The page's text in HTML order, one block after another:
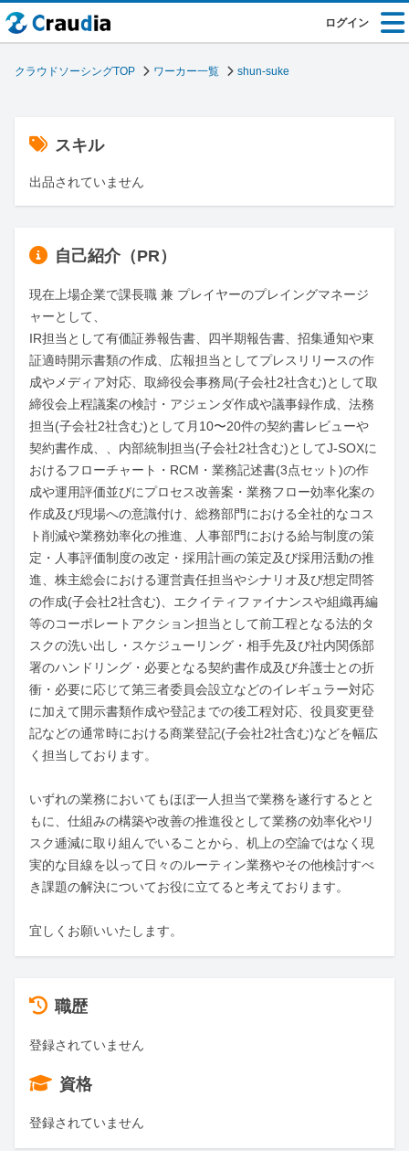
ログイン
クラウドソーシングTOP ワーカー一覧 shun-suke
スキル
出品されていません
自己紹介（PR）
現在上場企業で課長職 兼 プレイヤーのプレイングマネージ
ャーとして、
IR担当として有価証券報告書、四半期報告書、招集通知や東
証適時開示書類の作成、広報担当としてプレスリリースの作
成やメディア対応、取締役会事務局(子会社2社含む)として取
締役会上程議案の検討・アジェンダ作成や議事録作成、法務
担当(子会社2社含む)として月10〜20件の契約書レビューや
契約書作成、、内部統制担当(子会社2社含む)としてJ-SOXに
おけるフローチャート・RCM・業務記述書(3点セット)の作
成や運用評価並びにプロセス改善案・業務フロー効率化案の
作成及び現場への意識付け、総務部門における全社的なコス
ト削減や業務効率化の推進、人事部門における給与制度の策
定・人事評価制度の改定・採用計画の策定及び採用活動の推
進、株主総会における運営責任担当やシナリオ及び想定問答
の作成(子会社2社含む)、エクイティファイナンスや組織再編
等のコーポレートアクション担当として前工程となる法的タ
スクの洗い出し・スケジューリング・相手先及び社内関係部
署のハンドリング・必要となる契約書作成及び弁護士との折
衝・必要に応じて第三者委員会設立などのイレギュラー対応
に加えて開示書類作成や登記までの後工程対応、役員変更登
記などの通常時における商業登記(子会社2社含む)などを幅広
く担当しております。
いずれの業務においてもほぼ一人担当で業務を遂行するとと
もに、仕組みの構築や改善の推進役として業務の効率化やリ
スク逓減に取り組んでいることから、机上の空論ではなく現
実的な目線を以って日々のルーティン業務やその他検討すべ
き課題の解決についてお役に立てると考えております。
宜しくお願いいたします。
職歴
登録されていません
資格
登録されていません